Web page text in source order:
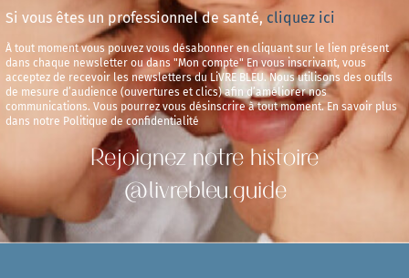
Si vous êtes un professionnel de santé, cliquez ici
À tout moment vous pouvez vous désabonner en cliquant sur le lien présent
dans chaque newsletter ou dans "Mon compte" En vous inscrivant, vous
acceptez de recevoir les newsletters du LiVRE BLEU. Nous utilisons des outils
de mesure d’audience (ouvertures et clics) afin d’améliorer nos
communications. Vous pourrez vous désinscrire à tout moment. En savoir plus
dans notre Politique de confidentialité
Rejoignez notre histoire
@livrebleu.guide